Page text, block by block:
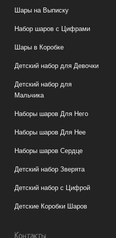
Шары на Выписку
Набор шаров с Цифрами
Шары в Коробке
Детский набор для Девочки
Детский набор для
Мальчика
Наборы шаров Для Него
Наборы шаров Для Нее
Наборы шаров Сердце
Детский набор Зверята
Детский набор с Цифрой
Детские Коробки Шаров
Контакты